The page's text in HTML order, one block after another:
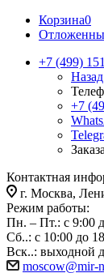
Корзина0
+7 (499)
Назад
+7
Контактная
г. Москва,
Режим работы:
Пн. – Пт.: с 9:00
Сб..: с 10:00 до
Вск..: выходной
moscow@mir-